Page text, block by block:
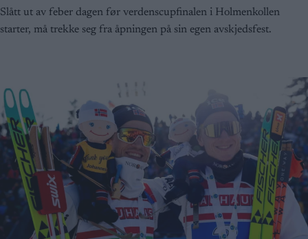
Slått ut av feber dagen før verdenscupfinalen i Holmenkollen
starter, må trekke seg fra åpningen på sin egen avskjedsfest.